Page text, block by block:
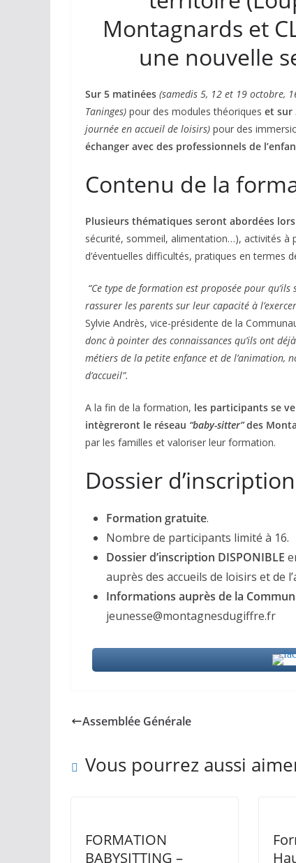
Montagnards et
une nouvelle
Sur 5 matinées (samedis 5, 12 et 19 octobre,
Taninges) pour des modules théoriques et sur
journée en accueil de loisirs) pour des
échanger avec des professionnels de
Contenu de la
Plusieurs thématiques seront abordées lors
sécurité, sommeil, alimentation…), activités à
d’éventuelles difficultés, pratiques en
“Ce type de formation est proposée pour
rassurer les parents sur leur capacité à
Sylvie Andrès, vice-présidente de la
donc à pointer des connaissances qu’ils ont
métiers de la petite enfance et de l’animation,
d’accueil”.
A la fin de la formation, les participants se
intègreront le réseau “baby-sitter”des
par les familles et valoriser leur formation.
Dossier
Formation gratuite.
Nombre de participants limité à 16.
Dossier d’inscription DISPONIBLE
auprès des accueils de loisirs et de
Informations auprès de la
jeunesse@montagnesdugiffre.fr
Assemblée Générale
Vous pourrez aussi
FORMATION
BABYSITTING –